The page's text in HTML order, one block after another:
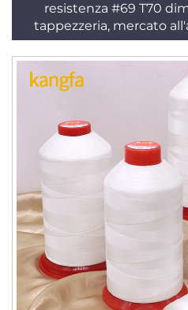
resistenza #69 T70
tappezzeria, mercato